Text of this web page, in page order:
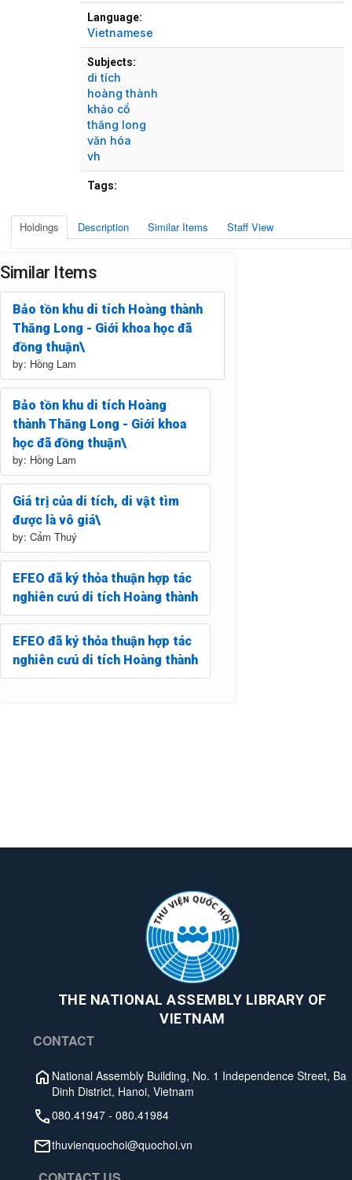
Language:
Vietnamese
Subjects:
di tích
hoàng thành
khảo cổ
thăng long
văn hóa
vh
Tags:
Holdings Description Similar Items Staff View
Similar Items
Bảo tồn khu di tích Hoàng thành
Thăng Long - Giới khoa học đã
đồng thuận\
by: Hồng Lam
Bảo tồn khu di tích Hoàng
thành Thăng Long - Giới khoa
học đã đồng thuận\
by: Hồng Lam
Giá trị của di tích, di vật tìm
được là vô giá\
by: Cẩm Thuý
EFEO đã ký thỏa thuận hợp tác
nghiên cưú di tích Hoàng thành
EFEO đã ký thỏa thuận hợp tác
nghiên cưú di tích Hoàng thành
THE NATIONAL ASSEMBLY LIBRARY OF
VIETNAM
CONTACT
National Assembly Building, No. 1 Independence Street, Ba
Dinh District, Hanoi, Vietnam
080.41947 - 080.41984
thuvienquochoi@quochoi.vn